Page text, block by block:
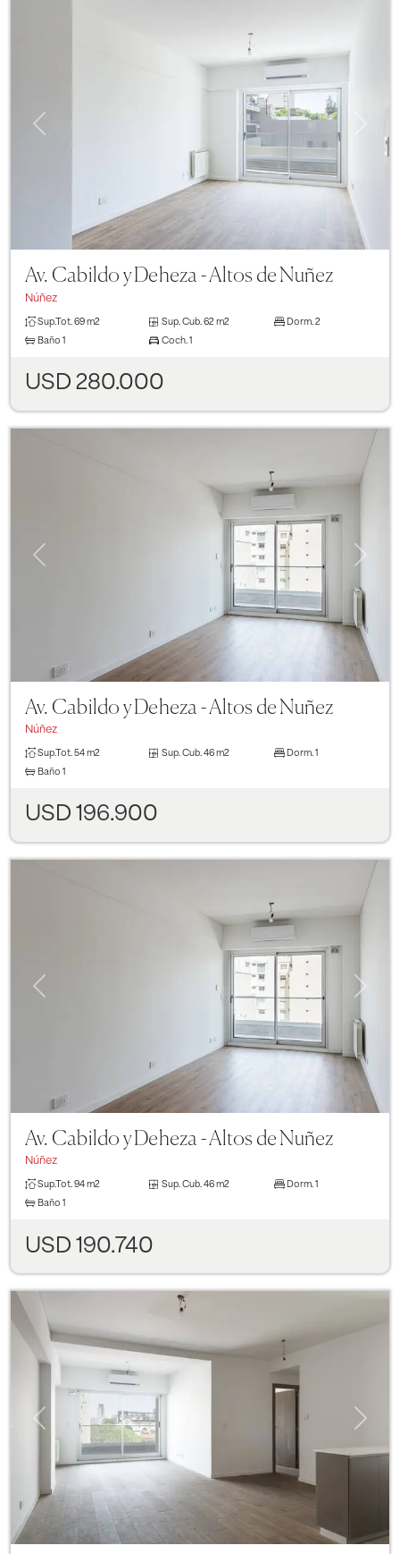
Previous
Av. Cabildo y Deheza - Altos de Nuñez
Núñez
Sup.Tot. 69 m2 Sup. Cub. 62 m2 Dorm. 2
Baño 1 Coch. 1
USD 280.000
Previous
Av. Cabildo y Deheza - Altos de Nuñez
Núñez
Sup.Tot. 54 m2 Sup. Cub. 46 m2 Dorm. 1
Baño 1
USD 196.900
Previous
Av. Cabildo y Deheza - Altos de Nuñez
Núñez
Sup.Tot. 94 m2 Sup. Cub. 46 m2 Dorm. 1
Baño 1
USD 190.740
Previous